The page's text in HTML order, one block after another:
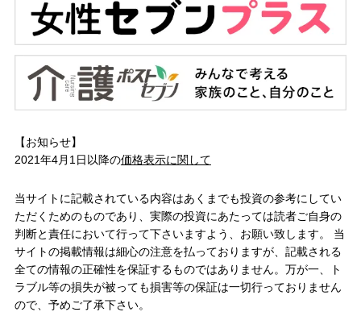
【お知らせ】
2021年4月1日以降の価格表示に関して
当サイトに記載されている内容はあくまでも投資の参考にしてい
ただくためのものであり、実際の投資にあたっては読者ご自身の
判断と責任において行って下さいますよう、お願い致します。 当
サイトの掲載情報は細心の注意を払っておりますが、記載される
全ての情報の正確性を保証するものではありません。万が一、ト
ラブル等の損失が被っても損害等の保証は一切行っておりません
ので、予めご了承下さい。